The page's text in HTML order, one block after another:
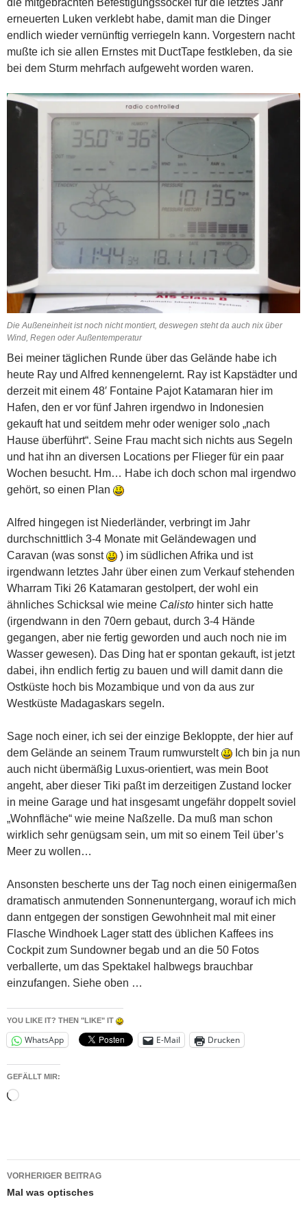
die mitgebrachten Befestigungssockel für die letztes Jahr
erneuerten Luken verklebt habe, damit man die Dinger
endlich wieder vernünftig verriegeln kann. Vorgestern nacht
mußte ich sie allen Ernstes mit DuctTape festkleben, da sie
bei dem Sturm mehrfach aufgeweht worden waren.
Die Außeneinheit ist noch nicht montiert, deswegen steht da auch nix über
Wind, Regen oder Außentemperatur
Bei meiner täglichen Runde über das Gelände habe ich
heute Ray und Alfred kennengelernt. Ray ist Kapstädter und
derzeit mit einem 48′ Fontaine Pajot Katamaran hier im
Hafen, den er vor fünf Jahren irgendwo in Indonesien
gekauft hat und seitdem mehr oder weniger solo „nach
Hause überführt“. Seine Frau macht sich nichts aus Segeln
und hat ihn an diversen Locations per Flieger für ein paar
Wochen besucht. Hm… Habe ich doch schon mal irgendwo
gehört, so einen Plan
Alfred hingegen ist Niederländer, verbringt im Jahr
durchschnittlich 3-4 Monate mit Geländewagen und
Caravan (was sonst
) im südlichen Afrika und ist
irgendwann letztes Jahr über einen zum Verkauf stehenden
Wharram Tiki 26 Katamaran gestolpert, der wohl ein
ähnliches Schicksal wie meine Calisto hinter sich hatte
(irgendwann in den 70ern gebaut, durch 3-4 Hände
gegangen, aber nie fertig geworden und auch noch nie im
Wasser gewesen). Das Ding hat er spontan gekauft, ist jetzt
dabei, ihn endlich fertig zu bauen und will damit dann die
Ostküste hoch bis Mozambique und von da aus zur
Westküste Madagaskars segeln.
Sage noch einer, ich sei der einzige Bekloppte, der hier auf
dem Gelände an seinem Traum rumwurstelt
Ich bin ja nun
auch nicht übermäßig Luxus-orientiert, was mein Boot
angeht, aber dieser Tiki paßt im derzeitigen Zustand locker
in meine Garage und hat insgesamt ungefähr doppelt soviel
„Wohnfläche“ wie meine Naßzelle. Da muß man schon
wirklich sehr genügsam sein, um mit so einem Teil über’s
Meer zu wollen…
Ansonsten bescherte uns der Tag noch einen einigermaßen
dramatisch anmutenden Sonnenuntergang, worauf ich mich
dann entgegen der sonstigen Gewohnheit mal mit einer
Flasche Windhoek Lager statt des üblichen Kaffees ins
Cockpit zum Sundowner begab und an die 50 Fotos
verballerte, um das Spektakel halbwegs brauchbar
einzufangen. Siehe oben …
YOU LIKE IT? THEN "LIKE" IT
WhatsApp E-Mail Drucken
GEFÄLLT MIR:
Wird
Beitragsnavigation
VORHERIGER BEITRAG
Mal was optisches